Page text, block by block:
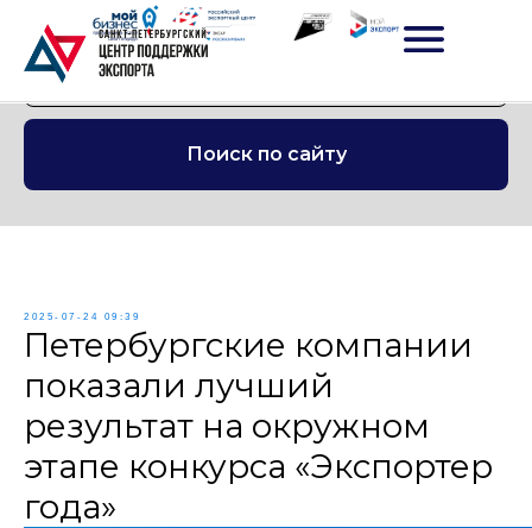
Поиск по сайту
2025-07-24 09:39
Петербургские компании
показали лучший
результат на окружном
этапе конкурса «Экспортер
года»